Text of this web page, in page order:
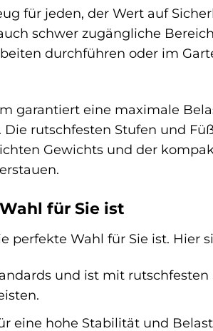
für jeden, der Wert auf
schwer zugängliche
durchführen oder im
garantiert eine maximale
rutschfesten Stufen und
Gewichts und der
für Sie ist
perfekte Wahl für Sie ist. Hier
und ist mit rutschfesten
hohe Stabilität und